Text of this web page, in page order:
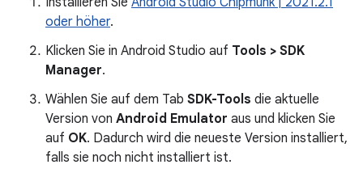
oder höher.
Klicken Sie in Android Studio auf Tools > SDK
Manager.
Wählen Sie auf dem Tab SDK-Tools die aktuelle
Version von Android Emulator aus und klicken Sie
auf OK. Dadurch wird die neueste Version installiert,
falls sie noch nicht installiert ist.